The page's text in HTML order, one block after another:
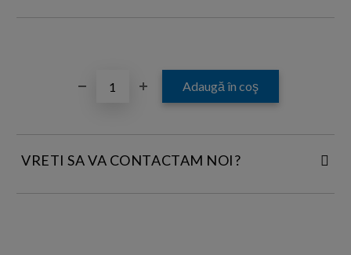
VRETI SA VA CONTACTAM NOI?